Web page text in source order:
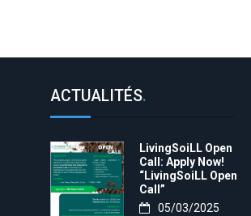
ACTUALITÉS.
LivingSoiLL Open
Call: Apply Now!
“LivingSoiLL Open
Call”
05/03/2025